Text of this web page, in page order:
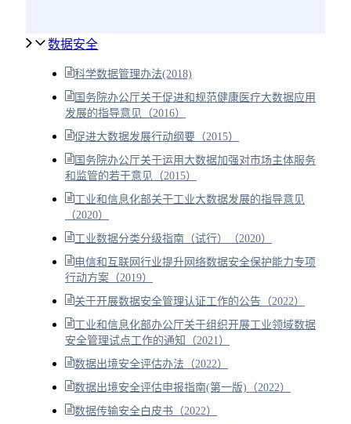
数据安全
科学数据管理办法(2018)
国务院办公厅关于促进和规范健康医疗大数据应用
发展的指导意见（2016）
促进大数据发展行动纲要（2015）
国务院办公厅关于运用大数据加强对市场主体服务
和监管的若干意见（2015）
工业和信息化部关于工业大数据发展的指导意见
（2020）
工业数据分类分级指南（试行）（2020）
电信和互联网行业提升网络数据安全保护能力专项
行动方案（2019）
关于开展数据安全管理认证工作的公告（2022）
工业和信息化部办公厅关于组织开展工业领域数据
安全管理试点工作的通知（2021）
数据出境安全评估办法（2022）
数据出境安全评估申报指南(第一版)（2022）
数据传输安全白皮书（2022）